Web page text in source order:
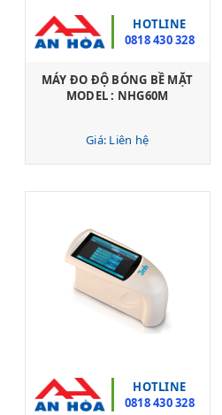
HOTLINE
0818 430 328
MÁY ĐO ĐỘ BÓNG BỀ MẶT
MODEL : NHG60M
Giá: Liên hệ
HOTLINE
0818 430 328